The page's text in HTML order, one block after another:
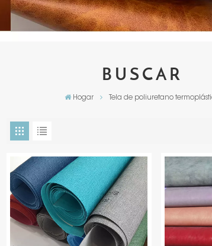
BUSCAR
Hogar Tela de poliuretano